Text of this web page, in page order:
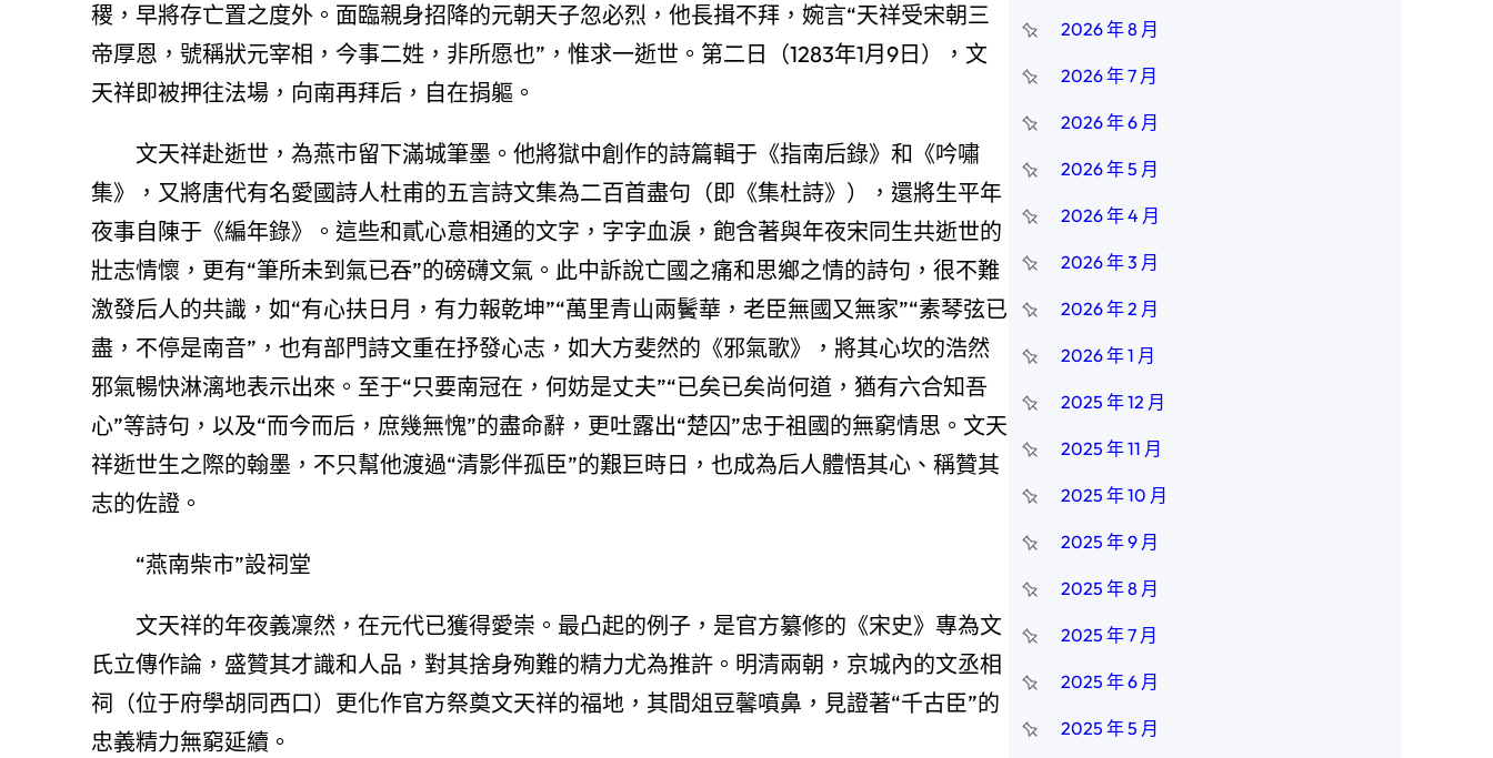
稷，早將存亡置之度外。面臨親身招降的元朝天子忽必烈，他長揖不拜，婉言“天祥受宋朝三
帝厚恩，號稱狀元宰相，今事二姓，非所愿也”，惟求一逝世。第二日（1283年1月9日），文
天祥即被押往法場，向南再拜后，自在捐軀。
文天祥赴逝世，為燕市留下滿城筆墨。他將獄中創作的詩篇輯于《指南后錄》和《吟嘯
集》，又將唐代有名愛國詩人杜甫的五言詩文集為二百首盡句（即《集杜詩》），還將生平年
夜事自陳于《編年錄》。這些和貳心意相通的文字，字字血淚，飽含著與年夜宋同生共逝世的
壯志情懷，更有“筆所未到氣已吞”的磅礴文氣。此中訴說亡國之痛和思鄉之情的詩句，很不難
激發后人的共識，如“有心扶日月，有力報乾坤”“萬里青山兩鬢華，老臣無國又無家”“素琴弦已
盡，不停是南音”，也有部門詩文重在抒發心志，如大方斐然的《邪氣歌》，將其心坎的浩然
邪氣暢快淋漓地表示出來。至于“只要南冠在，何妨是丈夫”“已矣已矣尚何道，猶有六合知吾
心”等詩句，以及“而今而后，庶幾無愧”的盡命辭，更吐露出“楚囚”忠于祖國的無窮情思。文天
祥逝世生之際的翰墨，不只幫他渡過“清影伴孤臣”的艱巨時日，也成為后人體悟其心、稱贊其
志的佐證。
“燕南柴市”設祠堂
文天祥的年夜義凜然，在元代已獲得愛崇。最凸起的例子，是官方纂修的《宋史》專為文
氏立傳作論，盛贊其才識和人品，對其捨身殉難的精力尤為推許。明清兩朝，京城內的文丞相
祠（位于府學胡同西口）更化作官方祭奠文天祥的福地，其間俎豆馨噴鼻，見證著“千古臣”的
忠義精力無窮延續。
2026 年 8 月
2026 年 7 月
2026 年 6 月
2026 年 5 月
2026 年 4 月
2026 年 3 月
2026 年 2 月
2026 年 1 月
2025 年 12 月
2025 年 11 月
2025 年 10 月
2025 年 9 月
2025 年 8 月
2025 年 7 月
2025 年 6 月
2025 年 5 月